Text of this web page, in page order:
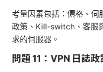
考量因素包括：價格、伺
政策、Kill-switch、客服
求的伺服器。
問題 11：VPN 日誌